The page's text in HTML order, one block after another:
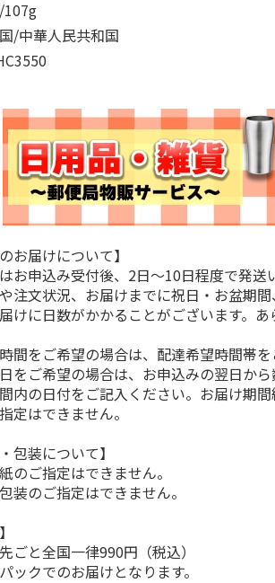
ドジャース 大谷翔
平 日本人最多53試
合連続出塁記念 ダ
ブ…
平 日本人最多53試
合連続出塁記念 コ
イ…
/中華人民共和国
お届けについて】
お申込み受付後、2日～10日程度で発送
注文状況、お届けまでに祝日・お盆期
けに日数がかかることがございます。
間をご希望の場合は、配達希望時間帯を
をご希望の場合は、お申込みの翌日か
内の日付をご記入ください。お届け期
定はできません。
包装について】
のご指定はできません。
装のご指定はできません。
ごと全国一律990円（税込）
ックでのお届けとなります。